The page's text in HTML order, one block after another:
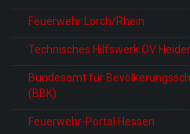
Feuerwehr Lorch/Rhein
Technisches Hilfswerk OV
Bundesamt für
(BBK)
Feuerwehr-Portal Hessen